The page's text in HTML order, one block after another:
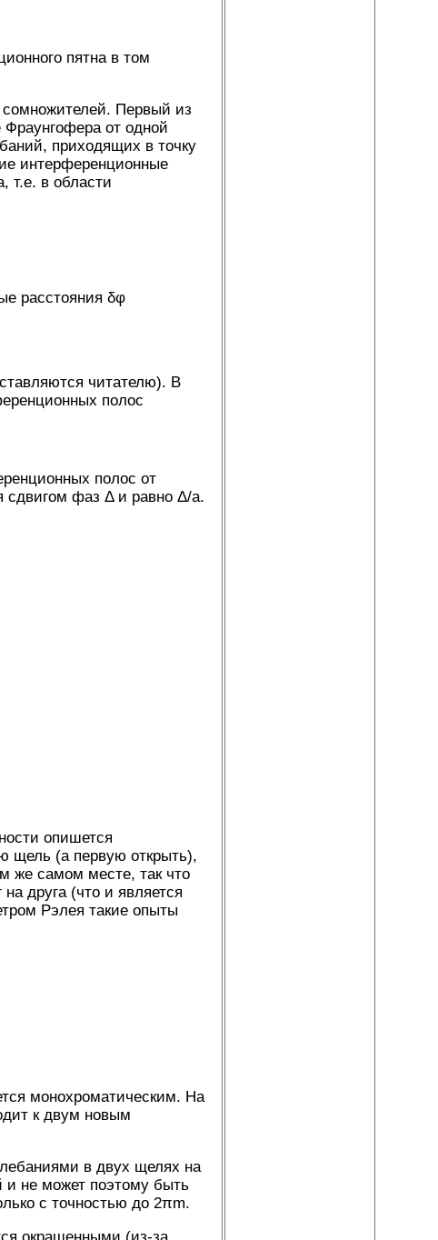
пятна в том
сомножителей. Первый из
Фраунгофера от одной
приходящих в точку
интерференционные
т.е. в области
расстояния δφ
читателю). В
полос
полос от
сдвигом фаз Δ и равно Δ/а.
опишется
щель (а первую открыть),
же самом месте, так что
друга (что и является
Рэлея такие опыты
монохроматическим. На
к двум новым
в двух щелях на
и не может поэтому быть
с точностью до 2πm.